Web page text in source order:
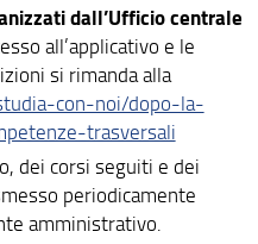
dall’Ufficio centrale
all’applicativo e le
si rimanda alla
con-noi/dopo-la-
trasversali
dei corsi seguiti e dei
periodicamente
amministrativo.